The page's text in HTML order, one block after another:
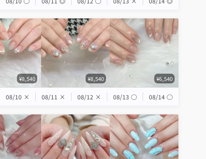
¥8,540 ¥8,540 ¥6,540
08/10 × 08/11 × 08/12 × 08/13 ◯ 08/14 ◯